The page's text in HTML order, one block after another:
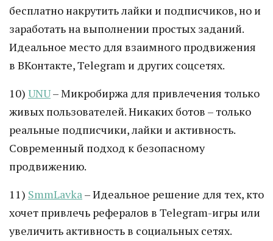
бесплатно накрутить лайки и подписчиков, но и
заработать на выполнении простых заданий.
Идеальное место для взаимного продвижения
в ВКонтакте, Telegram и других соцсетях.
10) UNU– Микробиржа для привлечения только
живых пользователей. Никаких ботов – только
реальные подписчики, лайки и активность.
Современный подход к безопасному
продвижению.
11) SmmLavka– Идеальное решение для тех, кто
хочет привлечь рефералов в Telegram-игры или
увеличить активность в социальных сетях.